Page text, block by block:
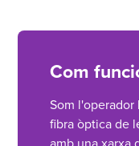
Com
Som
fibra òptica de